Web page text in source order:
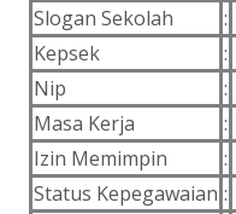
Slogan Sekolah
:
Kepsek
:
Nip
:
Masa Kerja
:
Izin Memimpin
:
Status Kepegawaian :